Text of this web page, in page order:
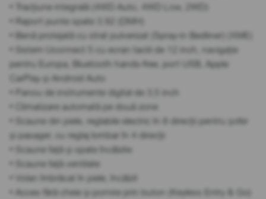
• Tracțiune integrală (4WD Auto, 4WD Low, 2WD)
• Raport punte spate 3.92 (DMH)
• Benă protejată cu strat pulverizat (Spray-in Bedliner) (XME)
• Sistem Uconnect 5 cu ecran tactil de 12 inch, navigație
pentru Europa, Bluetooth hands-free, port USB, Apple
CarPlay și Android Auto
• Panou de instrumente digital de 3,5 inch
• Climatizare automată pe două zone
• Scaune din piele, reglabile electric în 8 direcții pentru șofer
și pasager, cu reglaj lombar în 4 direcții
• Scaune față și spate încălzite
• Scaune față ventilate
• Volan îmbrăcat în piele, încălzit
• Acces fără cheie și pornire prin buton (Keyless Entry & Go)